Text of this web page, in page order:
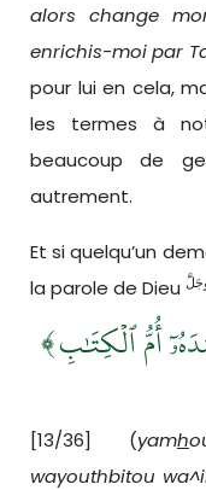
alors change
enrichis-moi par
pour lui en cela,
les termes à
beaucoup de
autrement.
Et si quelqu’un
la parole de Dieu
﴾أُمُّ ٱلۡكِتَٰبِ
[13/36] (yamh
wayouthbitou